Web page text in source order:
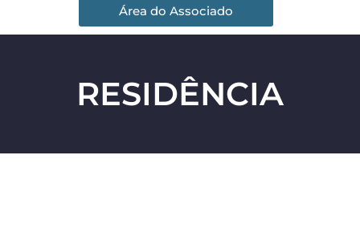
Área do Associado
RESIDÊNCIA